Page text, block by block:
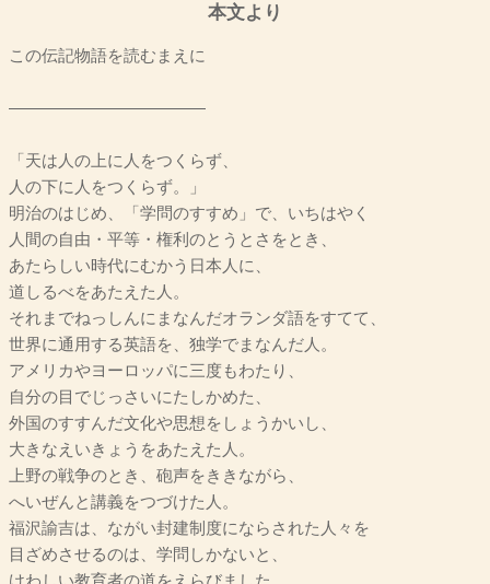
本文より
この伝記物語を読むまえに
――――――――――――
「天は人の上に人をつくらず、
人の下に人をつくらず。」
明治のはじめ、「学問のすすめ」で、いちはやく
人間の自由・平等・権利のとうとさをとき、
あたらしい時代にむかう日本人に、
道しるべをあたえた人。
それまでねっしんにまなんだオランダ語をすてて、
世界に通用する英語を、独学でまなんだ人。
アメリカやヨーロッパに三度もわたり、
自分の目でじっさいにたしかめた、
外国のすすんだ文化や思想をしょうかいし、
大きなえいきょうをあたえた人。
上野の戦争のとき、砲声をききながら、
へいぜんと講義をつづけた人。
福沢諭吉は、ながい封建制度にならされた人々を
目ざめさせるのは、学問しかないと、